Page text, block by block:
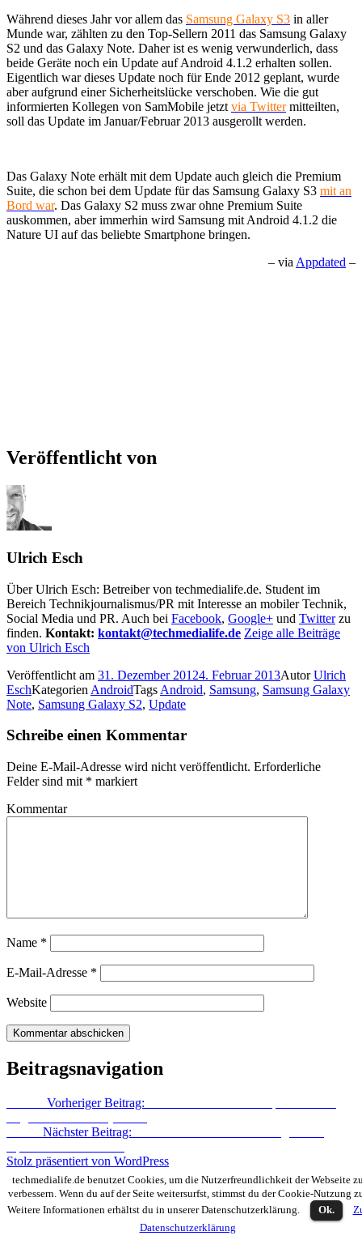
Während dieses Jahr vor allem das Samsung Galaxy S3 in aller
Munde war, zählten zu den Top-Sellern 2011 das Samsung Galaxy
S2 und das Galaxy Note. Daher ist es wenig verwunderlich, dass
beide Geräte noch ein Update auf Android 4.1.2 erhalten sollen.
Eigentlich war dieses Update noch für Ende 2012 geplant, wurde
aber aufgrund einer Sicherheitslücke verschoben. Wie die gut
informierten Kollegen von SamMobile jetzt via Twittermitteilten,
soll das Update im Januar/Februar 2013 ausgerollt werden.
Das Galaxy Note erhält mit dem Update auch gleich die Premium
Suite, die schon bei dem Update für das Samsung Galaxy S3 mit an
Bord war. Das Galaxy S2 muss zwar ohne Premium Suite
auskommen, aber immerhin wird Samsung mit Android 4.1.2 die
Nature UI auf das beliebte Smartphone bringen.
– via Appdated –
Veröffentlicht von
Ulrich Esch
Über Ulrich Esch: Betreiber von techmedialife.de. Student im
Bereich Technikjournalismus/PR mit Interesse an mobiler Technik,
Social Media und PR. Auch bei Facebook, Google+ und Twitterzu
finden. Kontakt: kontakt@techmedialife.de Zeige alle Beiträge
von Ulrich Esch
Veröffentlicht am 31. Dezember 20124. Februar 2013AutorUlrich
EschKategorien AndroidTags Android, Samsung, Samsung Galaxy
Note, Samsung Galaxy S2, Update
Schreibe einen Kommentar
Deine E-Mail-Adresse wird nicht veröffentlicht. Erforderliche
Felder sind mit * markiert
Kommentar
Name *
E-Mail-Adresse *
Website
Beitragsnavigation
Vorheriger Beitrag:
Nächster Beitrag:
Stolz präsentiert von WordPress
techmedialife.de benutzet Cookies, um die Nutzerfreundlichkeit der Webseite
verbessern. Wenn du auf der Seite weitersurfst, stimmst du der Cookie-Nutzung
Weitere Informationen erhältst du in unserer Datenschutzerklärung.
Ok.
Datenschutzerklärung